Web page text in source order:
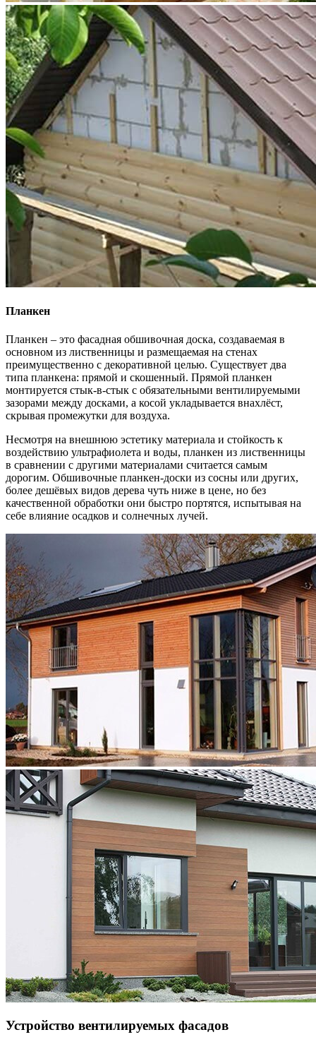
Планкен
Планкен – это фасадная обшивочная доска, создаваемая в
основном из лиственницы и размещаемая на стенах
преимущественно с декоративной целью. Существует два
типа планкена: прямой и скошенный. Прямой планкен
монтируется стык-в-стык с обязательными вентилируемыми
зазорами между досками, а косой укладывается внахлёст,
скрывая промежутки для воздуха.
Несмотря на внешнюю эстетику материала и стойкость к
воздействию ультрафиолета и воды, планкен из лиственницы
в сравнении с другими материалами считается самым
дорогим. Обшивочные планкен-доски из сосны или других,
более дешёвых видов дерева чуть ниже в цене, но без
качественной обработки они быстро портятся, испытывая на
себе влияние осадков и солнечных лучей.
Устройство вентилируемых фасадов